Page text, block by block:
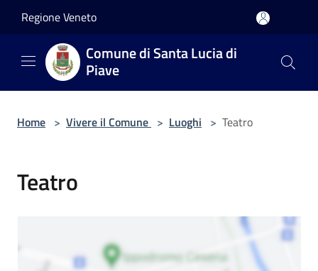
Regione Veneto
Comune di Santa Lucia di
Piave
Home > Vivere il Comune > Luoghi > Teatro
Teatro